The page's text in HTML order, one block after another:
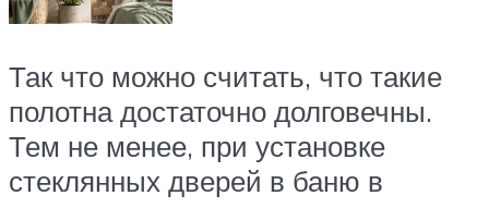
Так что можно считать, что такие
полотна достаточно долговечны.
Тем не менее, при установке
стеклянных дверей в баню в